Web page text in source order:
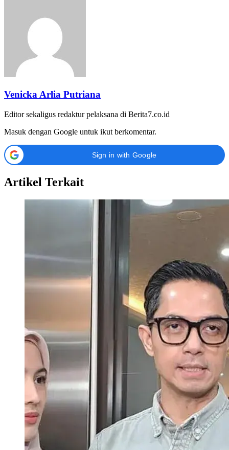
Venicka Arlia Putriana
Editor sekaligus redaktur pelaksana di Berita7.co.id
Masuk dengan Google untuk ikut berkomentar.
Sign in with Google
Artikel Terkait